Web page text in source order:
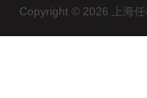
Copyright © 2026 上海